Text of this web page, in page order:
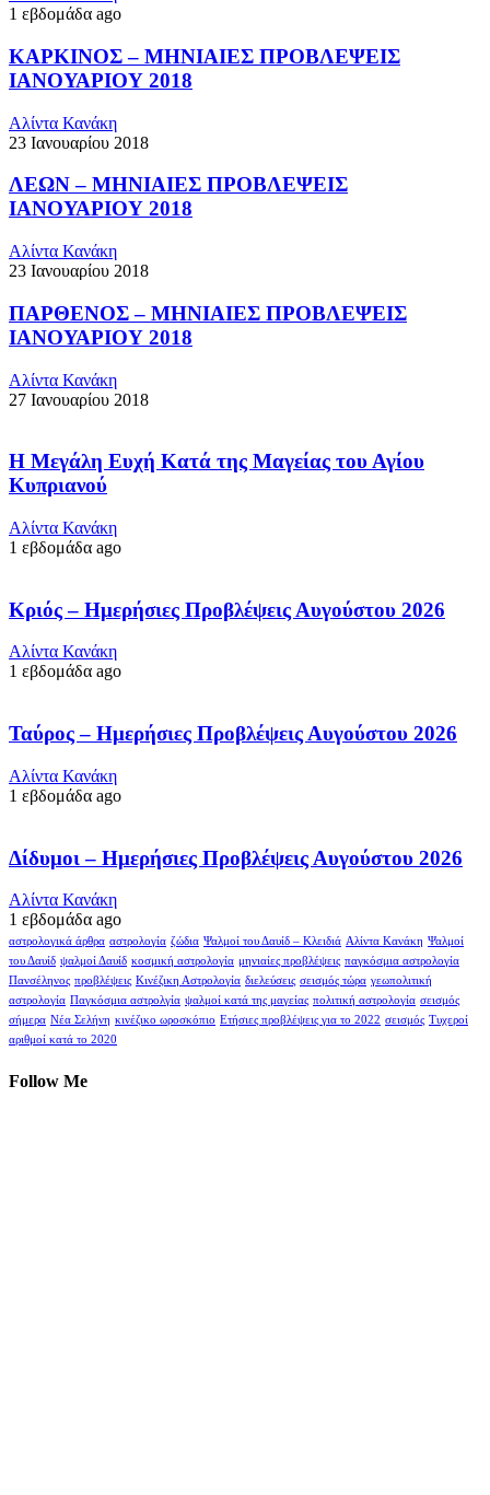
1 εβδομάδα ago
ΚΑΡΚΙΝΟΣ – ΜΗΝΙΑΙΕΣ ΠΡΟΒΛΕΨΕΙΣ
ΙΑΝΟΥΑΡΙΟΥ 2018
Αλίντα Κανάκη
23 Ιανουαρίου 2018
ΛΕΩΝ – ΜΗΝΙΑΙΕΣ ΠΡΟΒΛΕΨΕΙΣ
ΙΑΝΟΥΑΡΙΟΥ 2018
Αλίντα Κανάκη
23 Ιανουαρίου 2018
ΠΑΡΘΕΝΟΣ – ΜΗΝΙΑΙΕΣ ΠΡΟΒΛΕΨΕΙΣ
ΙΑΝΟΥΑΡΙΟΥ 2018
Αλίντα Κανάκη
27 Ιανουαρίου 2018
Η Μεγάλη Ευχή Κατά της Μαγείας του Αγίου
Κυπριανού
Αλίντα Κανάκη
1 εβδομάδα ago
Κριός – Ημερήσιες Προβλέψεις Αυγούστου 2026
Αλίντα Κανάκη
1 εβδομάδα ago
Ταύρος – Ημερήσιες Προβλέψεις Αυγούστου 2026
Αλίντα Κανάκη
1 εβδομάδα ago
Δίδυμοι – Ημερήσιες Προβλέψεις Αυγούστου 2026
Αλίντα Κανάκη
1 εβδομάδα ago
αστρολογικά άρθρα αστρολογία ζώδια Ψαλμοί του Δαυίδ – Κλειδιά Αλίντα Κανάκη Ψαλμοί
του Δαυίδ ψαλμοί Δαυίδ κοσμική αστρολογία μηνιαίες προβλέψεις παγκόσμια αστρολογία
Πανσέληνος προβλέψεις Κινέζικη Αστρολογία διελεύσεις σεισμός τώρα γεωπολιτική
αστρολογία Παγκόσμια αστρολγία ψαλμοί κατά της μαγείας πολιτική αστρολογία σεισμός
σήμερα Νέα Σελήνη κινέζικο ωροσκόπιο Ετήσιες προβλέψεις για το 2022 σεισμός Τυχεροί
αριθμοί κατά το 2020
Follow Me